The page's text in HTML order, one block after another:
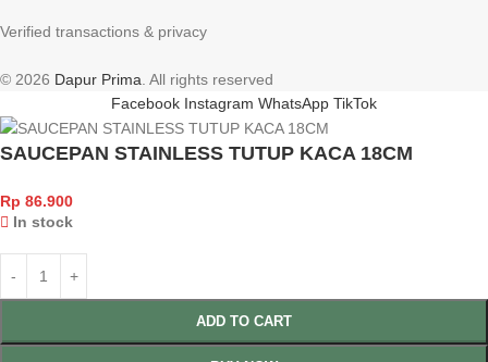
Verified transactions & privacy
© 2026 Dapur Prima . All rights reserved
Facebook Instagram WhatsApp TikTok
SAUCEPAN STAINLESS TUTUP KACA 18CM
Rp 86.900
In stock
ADD TO CART